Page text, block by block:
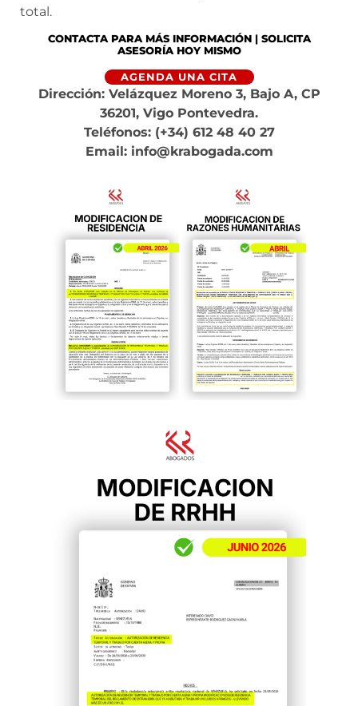
total.
CONTACTA PARA MÁS INFORMACIÓN| SOLICITA
ASESORÍA HOY MISMO
AGENDA UNA CITA
Dirección: Velázquez Moreno 3, Bajo A, CP
36201, Vigo Pontevedra.
Teléfonos: (+34) 612 48 40 27
Email: info@krabogada.com